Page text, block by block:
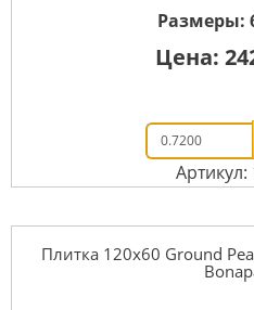
Размеры:
Цена:
Артикул:
Плитка 120x60 Ground